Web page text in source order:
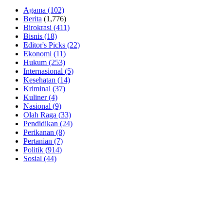
Agama (102)
Berita (1,776)
Birokrasi (411)
Bisnis (18)
Editor's Picks (22)
Ekonomi (11)
Hukum (253)
Internasional (5)
Kesehatan (14)
Kriminal (37)
Kuliner(4)
Nasional (9)
Olah Raga (33)
Pendidikan (24)
Perikanan (8)
Pertanian (7)
Politik (914)
Sosial (44)